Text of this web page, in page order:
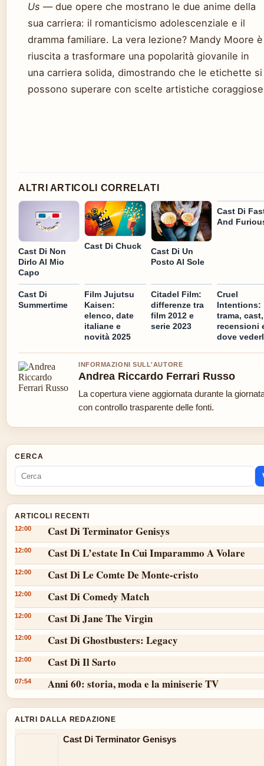
Us — due opere che mostrano le due anime della
sua carriera: il romanticismo adolescenziale e il
dramma familiare. La vera lezione? Mandy Moore è
riuscita a trasformare una popolarità giovanile in
una carriera solida, dimostrando che le etichette si
possono superare con scelte artistiche
ALTRI ARTICOLI CORRELATI
Cast Di Non
Dirlo Al Mio
Capo
Cast Di Chuck
Cast Di Un
Posto Al Sole
Cast Di
And
Cast Di
Summertime
Film Jujutsu
Kaisen:
elenco, date
italiane e
novità 2025
Citadel Film:
differenze tra
film 2012 e
serie 2023
Cruel
Intentions:
trama, cast,
recensioni
dove
INFORMAZIONI SULL'AUTORE
Andrea Riccardo Ferrari Russo
La copertura viene aggiornata durante la
con controllo trasparente delle fonti.
CERCA
ARTICOLI RECENTI
12:00 Cast Di Terminator Genisys
12:00 Cast Di L’estate In Cui Imparammo A Volare
12:00 Cast Di Le Comte De Monte-cristo
12:00 Cast Di Comedy Match
12:00 Cast Di Jane The Virgin
12:00 Cast Di Ghostbusters: Legacy
12:00 Cast Di Il Sarto
07:54 Anni 60: storia, moda e la miniserie TV
ALTRI DALLA REDAZIONE
Cast Di Terminator Genisys